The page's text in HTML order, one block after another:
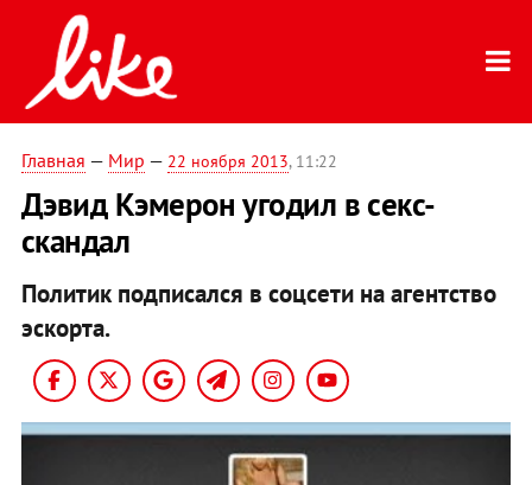
Главная — Мир — 22 ноября 2013, 11:22
Дэвид Кэмерон угодил в секс-
скандал
Политик подписался в соцсети на агентство
эскорта.